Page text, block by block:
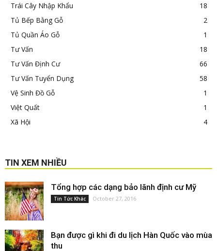
Trái Cây Nhập Khẩu
18
Tủ Bếp Bằng Gỗ
2
Tủ Quần Áo Gỗ
1
Tư Vấn
18
Tư Vấn Định Cư
66
Tư Vấn Tuyển Dụng
58
Vệ Sinh Đồ Gỗ
1
Việt Quất
1
Xã Hội
4
TIN XEM NHIỀU
Tổng hợp các dạng bảo lãnh định cư Mỹ
Tin Tức Khác October 27, 2016
Bạn được gì khi đi du lịch Hàn Quốc vào mùa
thu